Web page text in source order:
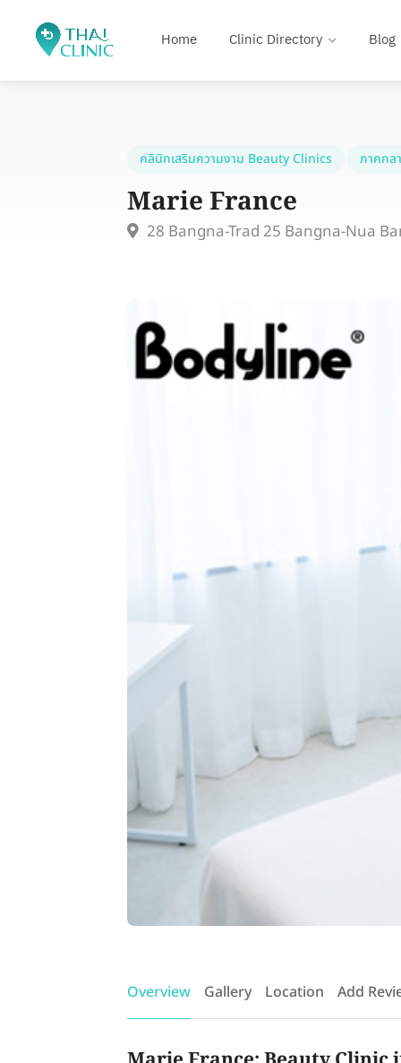
Home Clinic Directory Blog
คลินิกเสริมความงาม Beauty Clinics ภาคกล
Marie France
28 Bangna-Trad 25 Bangna-Nua
Overview Gallery Location Add